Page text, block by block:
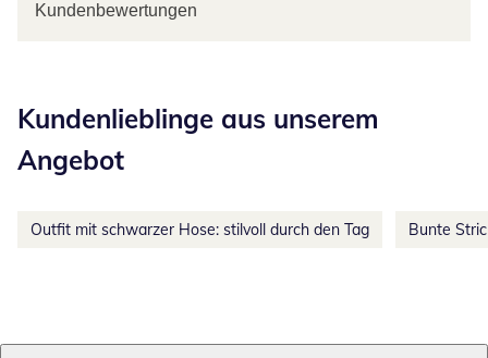
Kundenbewertungen
Kundenlieblinge aus unserem
Angebot
Outfit mit schwarzer Hose: stilvoll durch den Tag Bunte